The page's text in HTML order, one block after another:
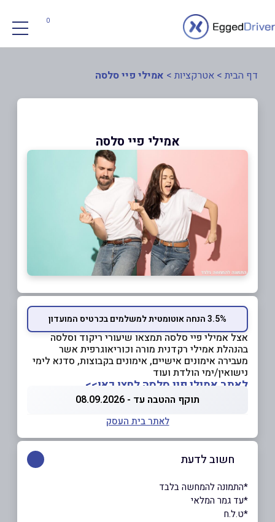
0
דף הבית > אטרקציות > אמילי פיי סלסה
אמילי פיי סלסה
3.5% הנחה אוטומטית למשלמים בכרטיס המועדון
אצל אמילי פיי סלסה תמצאו שיעורי ריקוד וסלסה
בהנהלת אמילי רקדנית מורה וכוריאוגרפית אשר
מעבירה אימונים אישיים, אימונים בקבוצות, סדנא לימי
נישואין/ימי הולדת ועוד
לאתר אמילי פיי סלסה לחצו כאן>>
תוקף ההטבה עד - 08.09.2026
לאתר בית העסק
חשוב לדעת
*התמונה להמחשה בלבד
*עד גמר המלאי
*ט.ל.ח